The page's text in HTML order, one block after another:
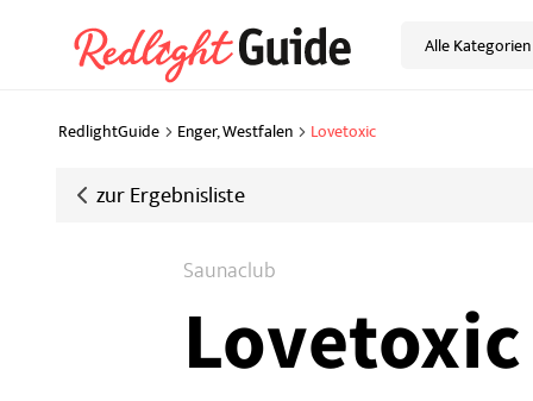
Alle Kategorien
RedlightGuide Enger, Westfalen Lovetoxic
zurErgebnisliste
Saunaclub
Lovetoxic